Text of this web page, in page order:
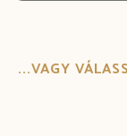
...VAGY